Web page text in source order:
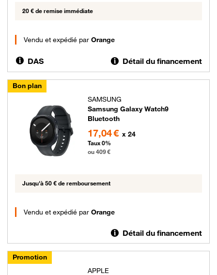
20 € de remise immédiate
Vendu et expédié par Orange
DAS Détail du financement
Bon plan
SAMSUNG
Samsung Galaxy Watch9
Bluetooth
17,04 € x 24
Taux 0%
ou 409 €
Jusqu'à 50 € de remboursement
Vendu et expédié par Orange
Détail du financement
Promotion
APPLE